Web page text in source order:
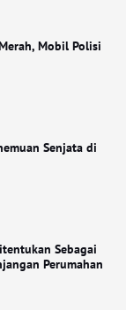
Mobil Polisi
Senjata di
Sebagai
Perumahan